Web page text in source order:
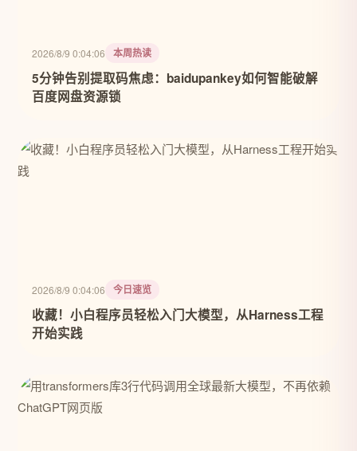
2026/8/9 0:04:06 本周热读
5分钟告别提取码焦虑：baidupankey如何智能破解
百度网盘资源锁
2026/8/9 0:04:06 今日速览
收藏！小白程序员轻松入门大模型，从Harness工程
开始实践